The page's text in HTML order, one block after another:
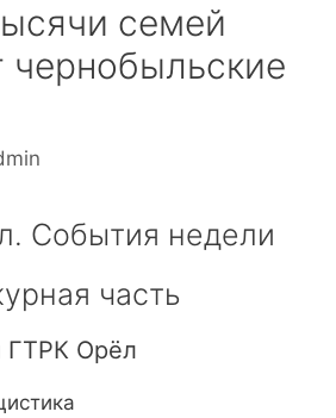
семей
чернобыльские
События недели
часть
ГТРК Орёл